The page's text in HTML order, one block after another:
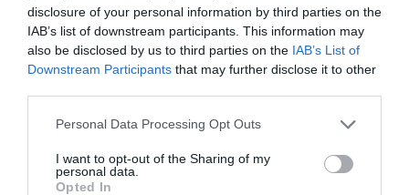
disclosure of your personal information by third parties on the
IAB’s list of downstream participants. This information may
also be disclosed by us to third parties on the IAB’s List of
Downstream Participants that may further disclose it to other
Personal Data Processing Opt Outs
I want to opt-out of the Sharing of my
personal data.
Opted In